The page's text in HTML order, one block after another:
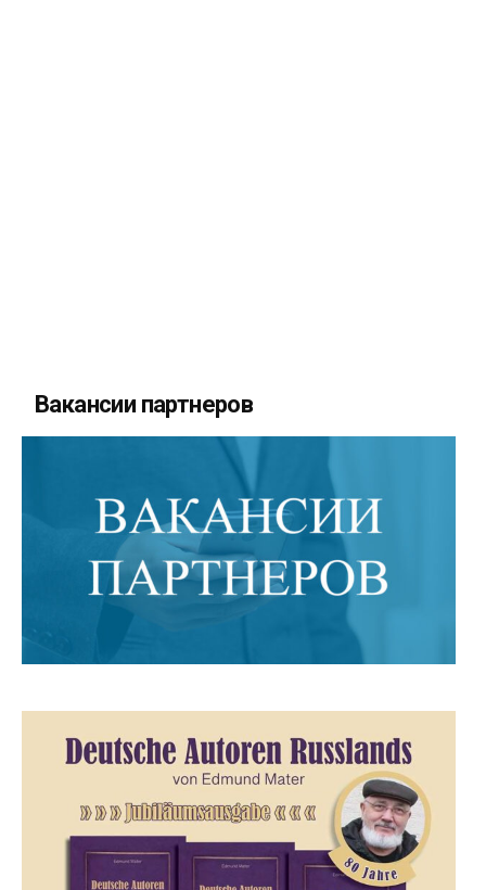
Вакансии партнеров